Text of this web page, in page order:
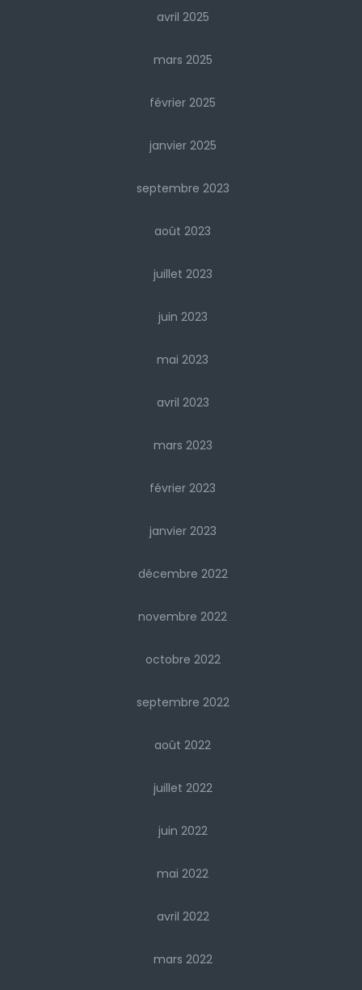
avril 2025
mars 2025
février 2025
janvier 2025
septembre 2023
août 2023
juillet 2023
juin 2023
mai 2023
avril 2023
mars 2023
février 2023
janvier 2023
décembre 2022
novembre 2022
octobre 2022
septembre 2022
août 2022
juillet 2022
juin 2022
mai 2022
avril 2022
mars 2022